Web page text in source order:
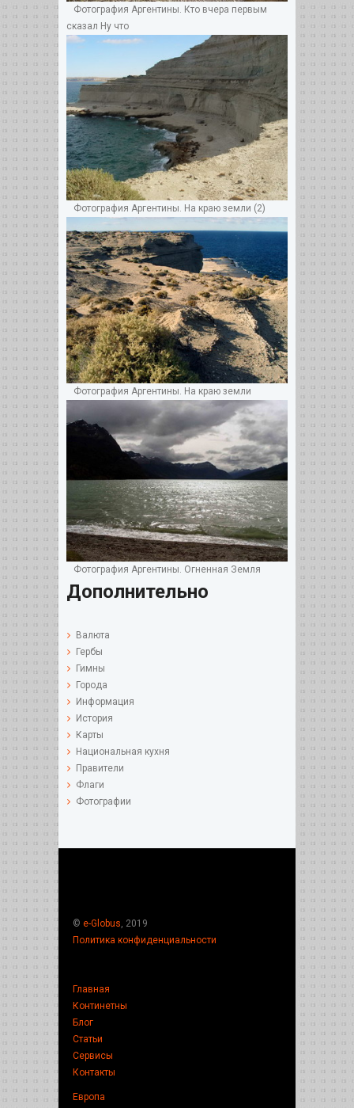
Фотография Аргентины. Кто вчера первым
сказал Ну что
Фотография Аргентины. На краю земли (2)
Фотография Аргентины. На краю земли
Фотография Аргентины. Огненная Земля
Дополнительно
Валюта
Гербы
Гимны
Города
Информация
История
Карты
Национальная кухня
Правители
Флаги
Фотографии
© e-Globus , 2019
Политика конфиденциальности
Главная
Континетны
Блог
Статьи
Сервисы
Контакты
Европа